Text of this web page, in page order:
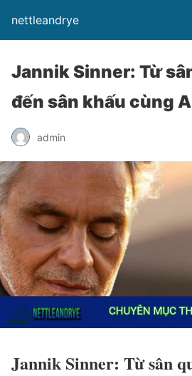
nettleandrye
Jannik Sinner: Từ
đến sân khấu cùng
admin
Jannik Sinner: Từ sân